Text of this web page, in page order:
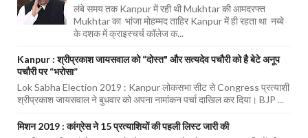
लंबे समय तक Kanpur में रही थी Mukhtar की आमदरफ्त
Mukhtar का भांजा मोहम्मद ताहिर Kanpur में ही रहता था नब्बे
के दशक में क्राइस्चर्च कॉलेज क...
Kanpur : श्रीप्रकाश जायसवाल को “दोस्त" और सत्यदेव पचौरी को है बेटे अनूप
पचौरी पर “भरोसा”
Lok Sabha Election 2019 : Kanpur लोकसभा सीट से Congress प्रत्याशी
श्रीप्रकाश जायसवाल ने बुधवार को अपना नामांकन पर्चा दाखिल कर दिया। BJP ...
मिशन 2019 : कांग्रेस ने 15 प्रत्याशियों की पहली लिस्ट जारी की